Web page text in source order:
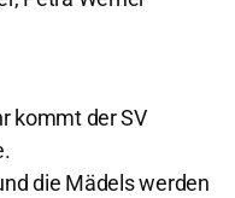
kommt der SV
die Mädels werden